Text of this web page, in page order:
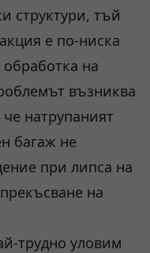
структури, тъй
е по-ниска
на
възниква
че натрупаният
багаж не
при липса на
на
трудно уловим